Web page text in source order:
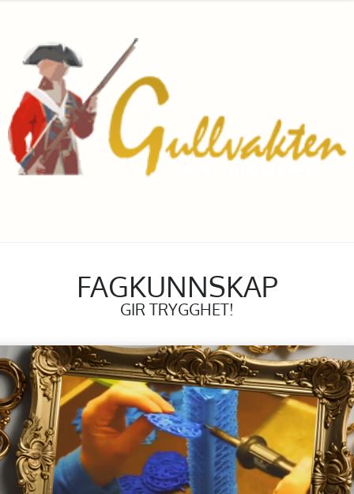
FAGKUNNSKAP
GIR TRYGGHET!